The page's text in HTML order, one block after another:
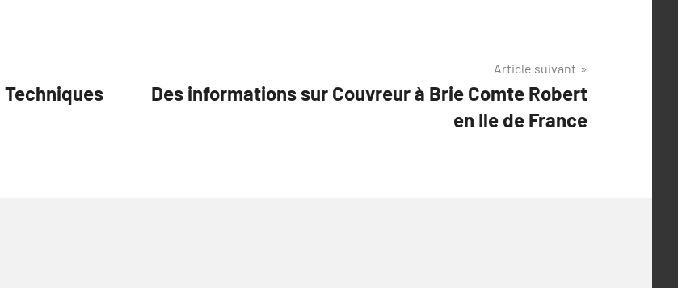
Article suivant
Des informations sur Couvreur à Brie Comte Robert
en Ile de France